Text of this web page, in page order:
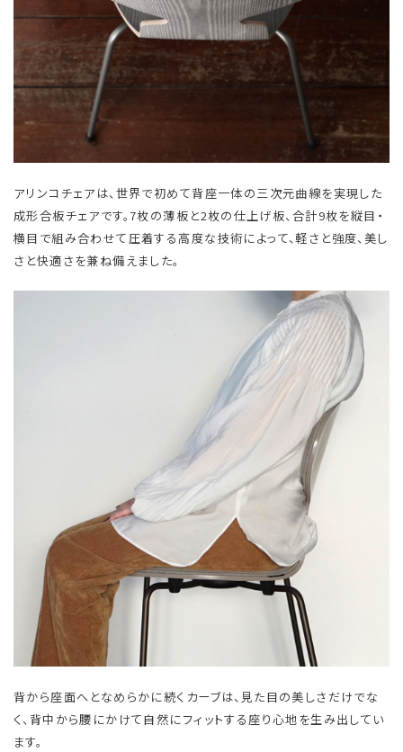
アリンコチェアは、世界で初めて背座一体の三次元曲線を実現した
成形合板チェアです。7枚の薄板と2枚の仕上げ板、合計9枚を縦目・
横目で組み合わせて圧着する高度な技術によって、軽さと強度、美し
さと快適さを兼ね備えました。
背から座面へとなめらかに続くカーブは、見た目の美しさだけでな
く、背中から腰にかけて自然にフィットする座り心地を生み出してい
ます。